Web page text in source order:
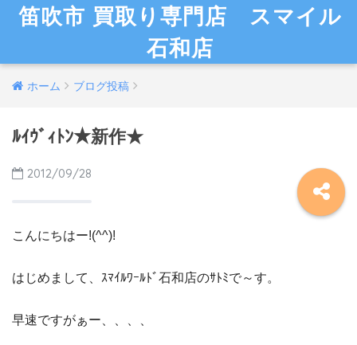
笛吹市 買取り専門店 スマイル
石和店
ホーム ブログ投稿
ﾙｲｳﾞｨﾄﾝ★新作★
2012/09/28
こんにちはー!(^^)!
はじめまして、ｽﾏｲﾙﾜｰﾙﾄﾞ石和店のｻﾄﾐで～す。
早速ですがぁー、、、、